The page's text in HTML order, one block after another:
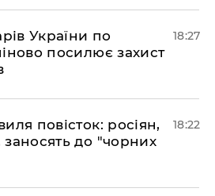
України по
посилює захист
18:27
повісток: росіян,
до "чорних
18:22